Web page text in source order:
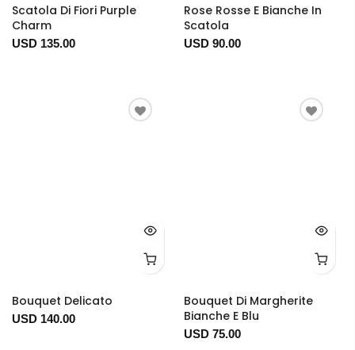
Scatola Di Fiori Purple
Charm
USD 135.00
Rose Rosse E Bianche In
Scatola
USD 90.00
Bouquet Delicato
USD 140.00
Bouquet Di Margherite
Bianche E Blu
USD 75.00